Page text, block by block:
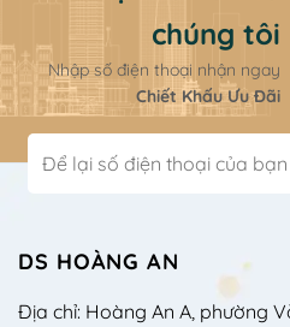
chúng tôi
Nhập số điện thoại nhận ngay
Chiết Khấu Ưu Đãi
DS HOÀNG AN
Địa chỉ: Hoàng An A, phường